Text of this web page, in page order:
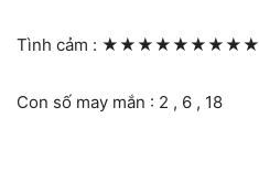
Tình cảm : ★★★★★★★★★
Con số may mắn : 2 , 6 , 18